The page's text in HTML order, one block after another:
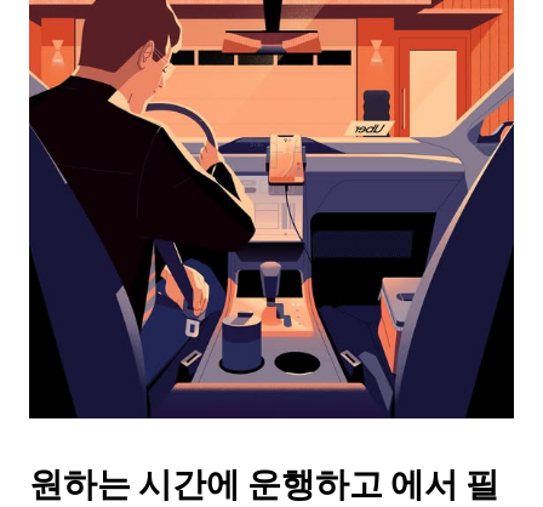
면
아
래
화
살
표
러
날
짜
캘
원하는 시간에 운행하고 에서 필